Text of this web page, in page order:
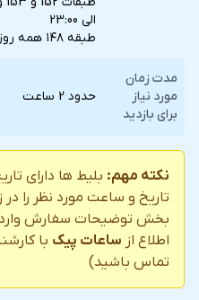
الی 23:00
طبقه ۱۴۸ همه روزه از 09:00 الی 23:00
مدت زمان
مورد نیاز
برای بازدید
حدود 2 ساعت
نکته مهم: بلیط ها دارای
تاریخ و ساعت مورد نظر را
بخش توضیحات سفارش
اطلاع از ساعات پیک با
تماس باشید)